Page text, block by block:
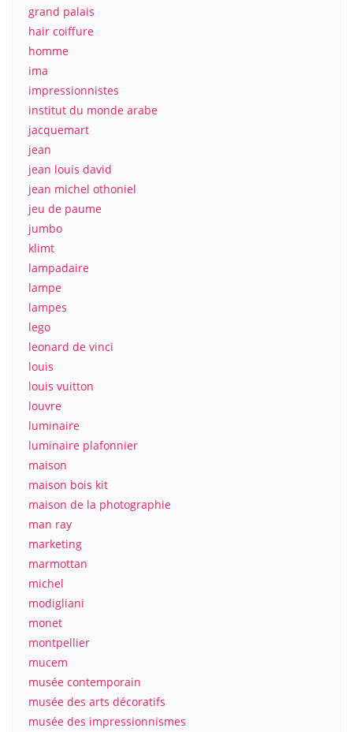
grand palais
hair coiffure
homme
ima
impressionnistes
institut du monde arabe
jacquemart
jean
jean louis david
jean michel othoniel
jeu de paume
jumbo
klimt
lampadaire
lampe
lampes
lego
leonard de vinci
louis
louis vuitton
louvre
luminaire
luminaire plafonnier
maison
maison bois kit
maison de la photographie
man ray
marketing
marmottan
michel
modigliani
monet
montpellier
mucem
musée contemporain
musée des arts décoratifs
musée des impressionnismes